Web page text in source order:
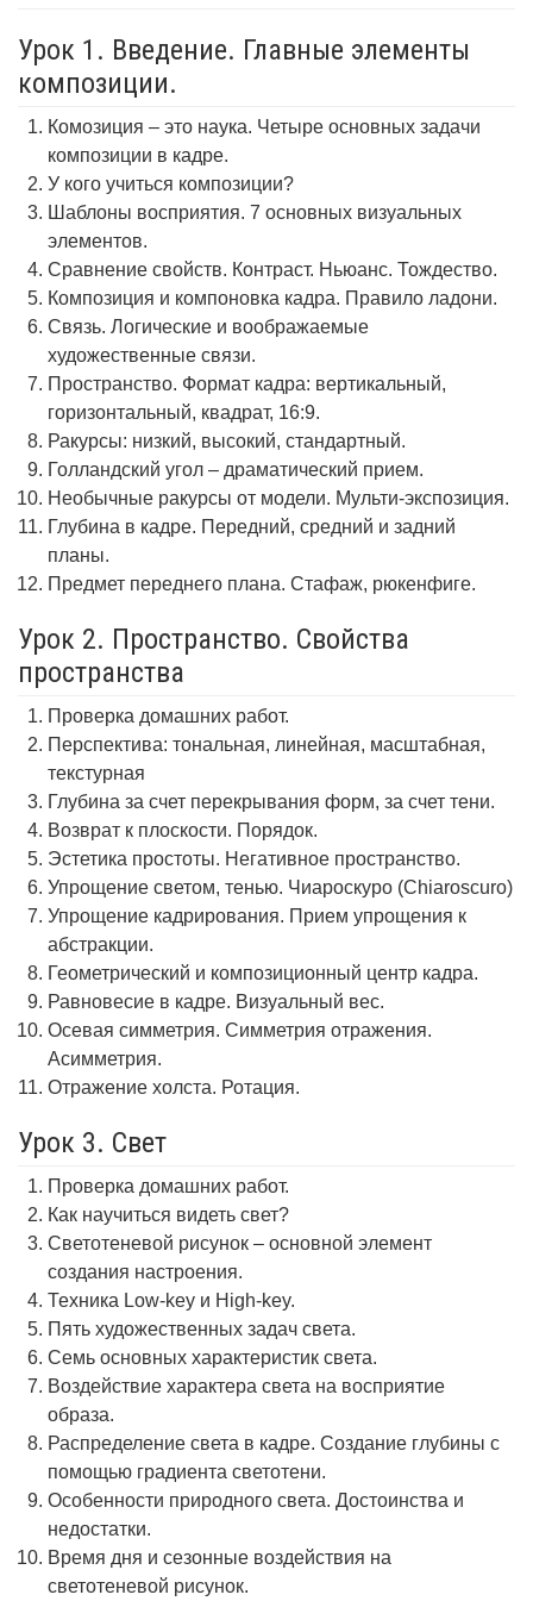
Урок 1. Введение. Главные элементы
композиции.
Комозиция – это наука. Четыре основных задачи
композиции в кадре.
У кого учиться композиции?
Шаблоны восприятия. 7 основных визуальных
элементов.
Сравнение свойств. Контраст. Ньюанс. Тождество.
Композиция и компоновка кадра. Правило ладони.
Связь. Логические и воображаемые
художественные связи.
Пространство. Формат кадра: вертикальный,
горизонтальный, квадрат, 16:9.
Ракурсы: низкий, высокий, стандартный.
Голландский угол – драматический прием.
Необычные ракурсы от модели. Мульти-экспозиция.
Глубина в кадре. Передний, средний и задний
планы.
Предмет переднего плана. Стафаж, рюкенфиге.
Урок 2. Пространство. Свойства
пространства
Проверка домашних работ.
Перспектива: тональная, линейная, масштабная,
текстурная
Глубина за счет перекрывания форм, за счет тени.
Возврат к плоскости. Порядок.
Эстетика простоты. Негативное пространство.
Упрощение светом, тенью. Чиароскуро (Chiaroscuro)
Упрощение кадрирования. Прием упрощения к
абстракции.
Геометрический и композиционный центр кадра.
Равновесие в кадре. Визуальный вес.
Осевая симметрия. Симметрия отражения.
Асимметрия.
Отражение холста. Ротация.
Урок 3. Свет
Проверка домашних работ.
Как научиться видеть свет?
Светотеневой рисунок – основной элемент
создания настроения.
Техника Low-key и High-key.
Пять художественных задач света.
Семь основных характеристик света.
Воздействие характера света на восприятие
образа.
Распределение света в кадре. Создание глубины с
помощью градиента светотени.
Особенности природного света. Достоинства и
недостатки.
Время дня и сезонные воздействия на
светотеневой рисунок.